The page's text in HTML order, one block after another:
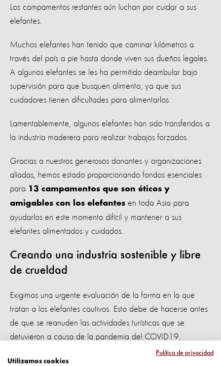
Los campamentos restantes aún luchan por cuidar a sus
elefantes.
Muchos elefantes han tenido que caminar kilómetros a
través del país a pie hasta donde viven sus dueños legales.
A algunos elefantes se les ha permitido deambular bajo
supervisión para que busquen alimento; ya que sus
cuidadores tienen dificultades para alimentarlos.
Lamentablemente, algunos elefantes han sido transferidos a
la industria maderera para realizar trabajos forzados.
Gracias a nuestros generosos donantes y organizaciones
aliadas, hemos estado proporcionando fondos esenciales
para 13 campamentos que son éticos y
amigables con los elefantes en toda Asia para
ayudarlos en este momento difícil y mantener a sus
elefantes alimentados y cuidados.
Creando una industria sostenible y libre
de crueldad
Exigimos una urgente evaluación de la forma en la que
tratan a los elefantes cautivos. Esto debe de hacerse antes
de que se reanuden las actividades turísticas que se
detuvieron a causa de la pandemia del COVID19.
Como una solución sostenible a largo plazo, abogamos por
Política de privacidad
Utilizamos cookies